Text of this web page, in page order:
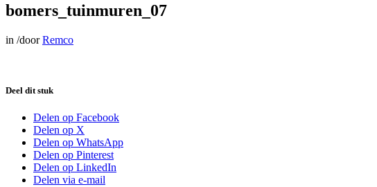
bomers_tuinmuren_07
in /doorRemco
Deel dit stuk
Delen op Facebook
Delen op X
Delen op WhatsApp
Delen op Pinterest
Delen op LinkedIn
Delen via e-mail